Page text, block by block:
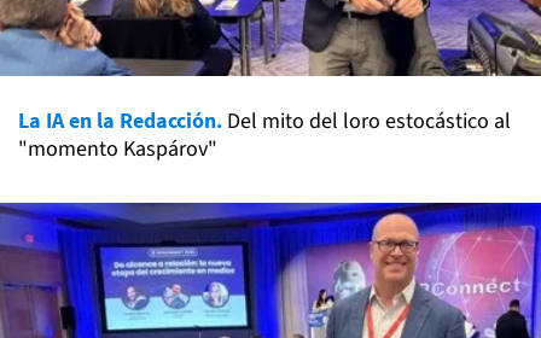
La IA en la Redacción. Del mito del loro estocástico al
"momento Kaspárov"